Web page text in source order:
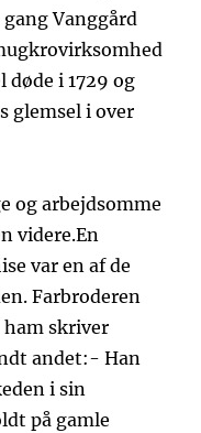
Vanggård
døde i 1729 og
glemsel i over
og arbejdsomme
videre.En
var en af de
Farbroderen
ham skriver
andet:- Han
i sin
på gamle